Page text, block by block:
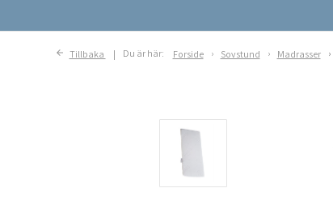
Tillbaka Du är här: Forside Sovstund Madrasser